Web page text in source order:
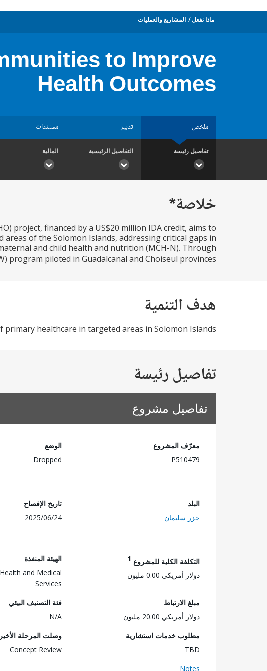
ماذا نفعل المشاريع والعمليات
to Improve
Health Outcomes
ملخص تدبير مستندات
تفاصيل رئيسة التفاصيل الرئيسية المالية
خلاصة*
project, financed by a US$20 million IDA credit, aims to
areas of the Solomon Islands, addressing critical gaps in
and child health and nutrition (MCH-N). Through
piloted in Guadalcanal and Choiseul provinces...
هدف التنمية
primary healthcare in targeted areas in Solomon Islands.
تفاصيل رئيسة
تفاصيل مشروع
معرّف المشروع
P510479
الوضع
Dropped
البلد
جزر سليمان
تاريخ الإفصاح
2025/06/24
التكلفة الكلية للمشروع 1
دولار أمريكي 0.00 مليون
الهيئة المنفذة
and Medical
Services
مبلغ الارتباط
دولار أمريكي 20.00 مليون
فئة التصنيف البيئي
N/A
مطلوب خدمات استشارية
TBD
وصلت المرحلة
Concept Review
Notes